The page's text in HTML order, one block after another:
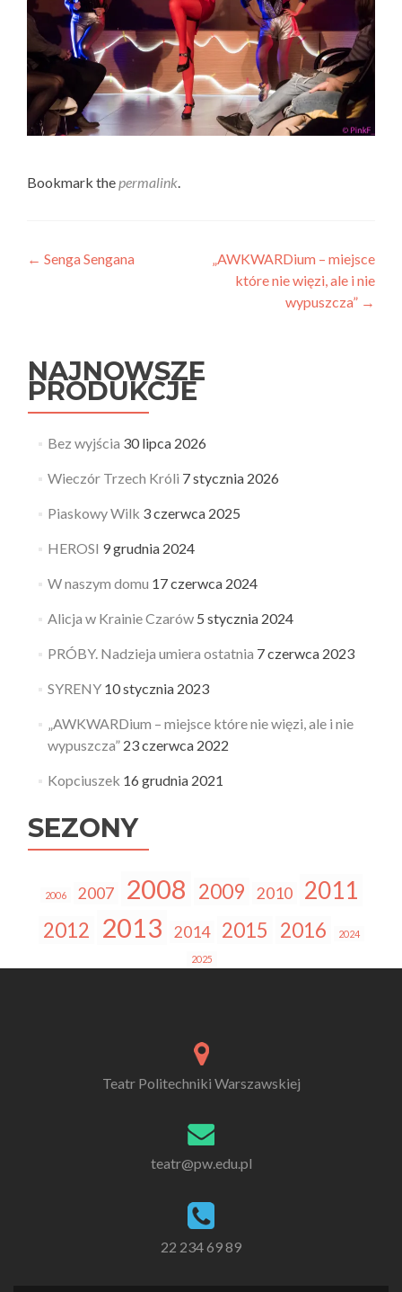
Bookmark thepermalink.
Post
← Senga Sengana
„AWKWARDium – miejsce
które nie więzi, ale i nie
wypuszcza” →
NAJNOWSZE
PRODUKCJE
Bez wyjścia 30 lipca 2026
Wieczór Trzech Króli 7 stycznia 2026
Piaskowy Wilk 3 czerwca 2025
HEROSI 9 grudnia 2024
W naszym domu 17 czerwca 2024
Alicja w Krainie Czarów 5 stycznia 2024
PRÓBY. Nadzieja umiera ostatnia 7 czerwca 2023
SYRENY 10 stycznia 2023
„AWKWARDium – miejsce które nie więzi, ale i nie
wypuszcza” 23 czerwca 2022
Kopciuszek 16 grudnia 2021
SEZONY
2006 2007 2008 2009 2010 2011
2012 2013 2014 2015 2016 2024
2025
Teatr Politechniki Warszawskiej
teatr@pw.edu.pl
22 234 69 89